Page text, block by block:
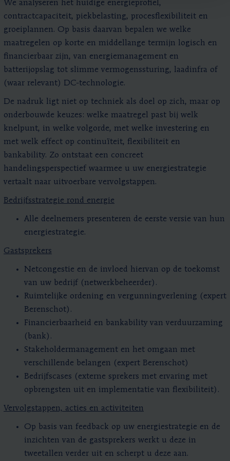
We analyseren het huidige energieprofiel,
contractcapaciteit, piekbelasting, procesflexibiliteit en
groeiplannen. Op basis daarvan bepalen we welke
maatregelen op korte en middellange termijn logisch en
financierbaar zijn, van energiemanagement en
batterijopslag tot slimme vermogenssturing, laadinfra of
(waar relevant) DC-technologie.
De nadruk ligt niet op techniek als doel op zich, maar op
onderbouwde keuzes: welke maatregel past bij welk
knelpunt, in welke volgorde, met welke investering en
met welk effect op continuïteit, flexibiliteit en
bankability. Zo ontstaat een concreet
handelingsperspectief waarmee u uw energiestrategie
vertaalt naar uitvoerbare vervolgstappen.
Bedrijfsstrategie rond energie
Alle deelnemers presenteren de eerste versie van hun
energiestrategie.
Gastsprekers
Netcongestie en de invloed hiervan op de toekomst
van uw bedrijf (netwerkbeheerder).
Ruimtelijke ordening en vergunningverlening (expert
Berenschot).
Financierbaarheid en bankability van verduurzaming
(bank).
Stakeholdermanagement en het omgaan met
verschillende belangen (expert Berenschot)
Bedrijfscases (externe sprekers met ervaring met
opbrengsten uit en implementatie van flexibiliteit).
Vervolgstappen, acties en activiteiten
Op basis van feedback op uw energiestrategie en de
inzichten van de gastsprekers werkt u deze in
tweetallen verder uit en scherpt u deze aan.